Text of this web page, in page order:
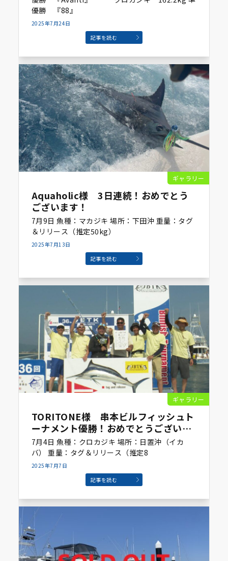
優勝 『88』
2025年7月24日
記事を読む
ギャラリー
Aquaholic様 3日連続！おめでとう
ございます！
7月9日 魚種：マカジキ 場所：下田沖 重量：タグ
＆リリース（推定50kg）
2025年7月13日
記事を読む
ギャラリー
TORITONE様 串本ビルフィッシュト
ーナメント優勝！おめでとうございま
す！
7月4日 魚種：クロカジキ 場所：日置沖（イカ
バ） 重量：タグ＆リリース（推定8
2025年7月7日
記事を読む